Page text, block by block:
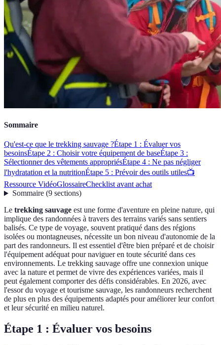
Sommaire
Qu'est-ce que le trekking sauvage ?Étape 1 : Évaluer vos
besoinsÉtape 2 : Choisir votre équipement de baseÉtape 3 :
Sélectionner des vêtements appropriésÉtape 4 : Ne pas négliger
l'hydratation et la nutritionÉtape 5 : Prévoir des outils utiles📺
Ressource VidéoGlossaireChecklist avant achat
Sommaire(9 sections)
Le trekking sauvage est une forme d'aventure en pleine nature, qui
implique des randonnées à travers des terrains variés sans sentiers
balisés. Ce type de voyage, souvent pratiqué dans des régions
isolées ou montagneuses, nécessite un bon niveau d'autonomie de la
part des randonneurs. Il est essentiel d'être bien préparé et de choisir
l'équipement adéquat pour naviguer en toute sécurité dans ces
environnements. Le trekking sauvage offre une connexion unique
avec la nature et permet de vivre des expériences variées, mais il
peut également comporter des défis considérables. En 2026, avec
l'essor du voyage et tourisme sauvage, les randonneurs recherchent
de plus en plus des équipements adaptés pour améliorer leur confort
et leur sécurité en milieu naturel.
Étape 1 : Évaluer vos besoins